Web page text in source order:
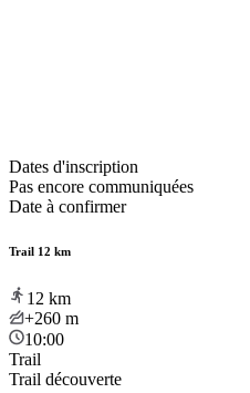
Dates d'inscription
Pas encore communiquées
Date à confirmer
Trail 12 km
12 km
+260 m
10:00
Trail
Trail découverte